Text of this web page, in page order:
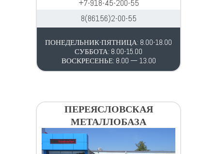
+7-918-45-200-55
8(86156)2-00-55
ПОНЕДЕЛЬНИК-ПЯТНИЦА: 8.00-18.00
СУББОТА: 8.00-15.00
ВОСКРЕСЕНЬЕ: 8.00 — 13.00
ПЕРЕЯСЛОВСКАЯ
МЕТАЛЛОБАЗА